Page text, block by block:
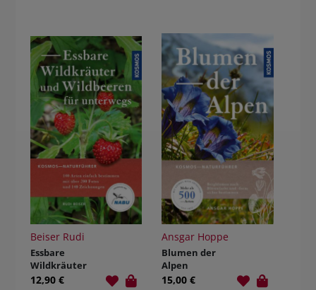
Beiser Rudi
Essbare
Wildkräuter
und
12,90 €
Ansgar Hoppe
Blumen der
Alpen
15,00 €